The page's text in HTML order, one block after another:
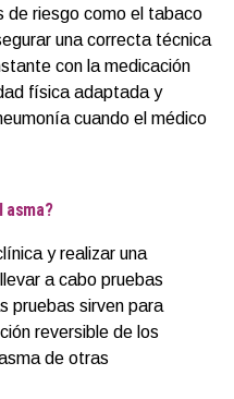
de riesgo como el tabaco
una correcta técnica
con la medicación
física adaptada y
cuando el médico
asma?
y realizar una
a cabo pruebas
pruebas sirven para
reversible de los
de otras